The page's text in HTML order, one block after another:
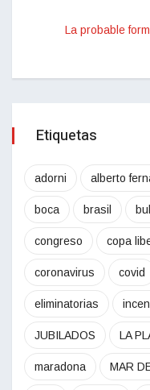
La probable
Etiquetas
adorni alberto
boca brasil
congreso copa
coronavirus covid
eliminatorias
JUBILADOS LA
maradona MAR